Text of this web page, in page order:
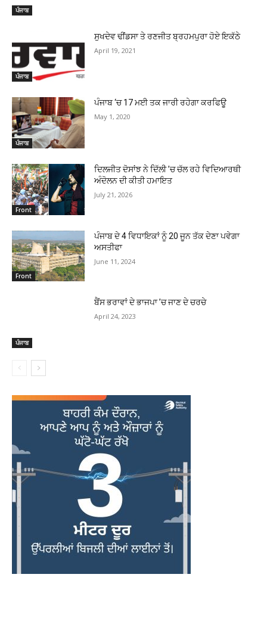
ਪੰਜਾਬ
ਪੰਜਾਬ
ਸੁਖਦੇਵ ਢੀਂਡਸਾ ਤੇ ਰਣਜੀਤ ਬ੍ਰਹਮਪੁਰਾ ਹੋਏ ਇਕੱਠੇ
April 19, 2021
ਪੰਜਾਬ
ਪੰਜਾਬ ‘ਚ 17 ਮਈ ਤਕ ਜਾਰੀ ਰਹੇਗਾ ਕਰਫਿਊ
May 1, 2020
Front
ਦਿਲਜੀਤ ਦੋਸਾਂਝ ਨੇ ਦਿੱਲੀ ’ਚ ਚੱਲ ਰਹੇ ਵਿਦਿਆਰਥੀ
ਅੰਦੋਲਨ ਦੀ ਕੀਤੀ ਹਮਾਇਤ
July 21, 2026
Front
ਪੰਜਾਬ ਦੇ 4 ਵਿਧਾਇਕਾਂ ਨੂੰ 20 ਜੂਨ ਤੱਕ ਦੇਣਾ ਪਵੇਗਾ
ਅਸਤੀਫਾ
June 11, 2024
ਪੰਜਾਬ
ਬੈਂਸ ਭਰਾਵਾਂ ਦੇ ਭਾਜਪਾ ’ਚ ਜਾਣ ਦੇ ਚਰਚੇ
April 24, 2023